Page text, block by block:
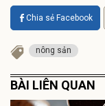
Chia sẻ Facebook
nông sản
BÀI LIÊN QUAN